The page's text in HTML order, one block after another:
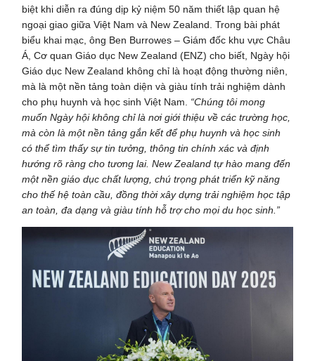
biệt khi diễn ra đúng dịp kỷ niệm 50 năm thiết lập quan hệ
ngoại giao giữa Việt Nam và New Zealand. Trong bài phát
biểu khai mạc, ông Ben Burrowes – Giám đốc khu vực Châu
Á, Cơ quan Giáo dục New Zealand (ENZ) cho biết, Ngày hội
Giáo dục New Zealand không chỉ là hoạt động thường niên,
mà là một nền tảng toàn diện và giàu tính trải nghiệm dành
cho phụ huynh và học sinh Việt Nam.
“Chúng tôi mong
muốn Ngày hội không chỉ là nơi giới thiệu về các trường học,
mà còn là một nền tảng gắn kết để phụ huynh và học sinh
có thể tìm thấy sự tin tưởng, thông tin chính xác và định
hướng rõ ràng cho tương lai. New Zealand tự hào mang đến
một nền giáo dục chất lượng, chú trọng phát triển kỹ năng
cho thế hệ toàn cầu, đồng thời xây dựng trải nghiệm học tập
an toàn, đa dạng và giàu tính hỗ trợ cho mọi du học sinh.”